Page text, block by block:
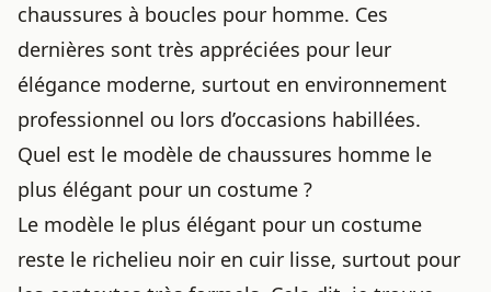
chaussures à boucles pour homme. Ces
dernières sont très appréciées pour leur
élégance moderne, surtout en environnement
professionnel ou lors d’occasions habillées.
Quel est le modèle de chaussures homme le
plus élégant pour un costume ?
Le modèle le plus élégant pour un costume
reste le richelieu noir en cuir lisse, surtout pour